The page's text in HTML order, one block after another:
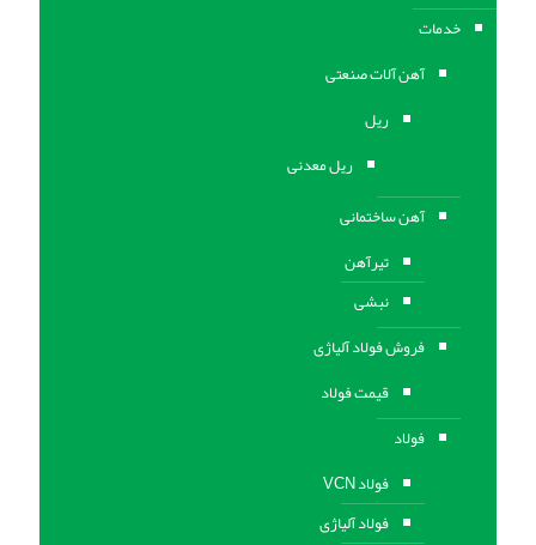
خدمات
آهن آلات صنعتی
ریل
ریل معدنی
آهن ساختمانی
تیرآهن
نبشی
فروش فولاد آلیاژی
قیمت فولاد
فولاد
فولاد VCN
فولاد آلیاژی